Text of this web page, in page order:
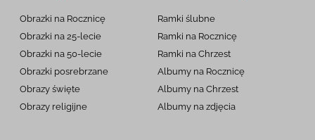
Obrazki na Rocznicę
Obrazki na 25-lecie
Obrazki na 50-lecie
Obrazki posrebrzane
Obrazy święte
Obrazy religijne
Ramki ślubne
Ramki na Rocznicę
Ramki na Chrzest
Albumy na Rocznicę
Albumy na Chrzest
Albumy na zdjęcia